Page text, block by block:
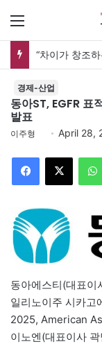
메뉴
경제-산업
동아ST, EGFR 표
발표
이주형 April 28,
Facebook
X
동아에스티(대표
일리노이주 시카고
2025, American
이노엔(대표이사